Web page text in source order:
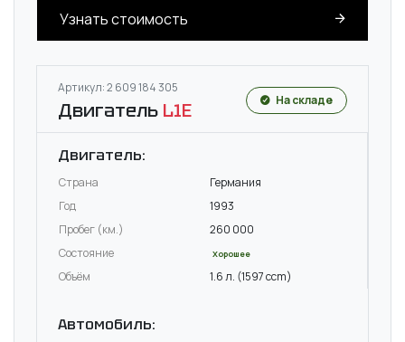
Узнать стоимость
Артикул: 2 609 184 305
Двигатель L1E На складе
Двигатель:
Страна
Германия
Год
1993
Пробег (км.)
260 000
Состояние
Хорошее
Объём 1.6 л. (1597 ccm)
Автомобиль: